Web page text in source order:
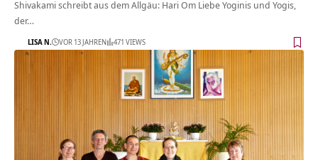
Shivakami schreibt aus dem Allgäu: Hari Om Liebe Yoginis und Yogis,
der…
LISA N. VOR 13 JAHREN 471 VIEWS